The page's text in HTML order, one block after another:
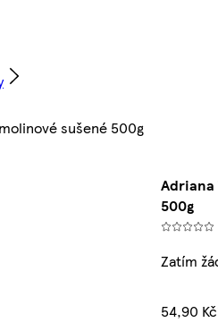
sušené 500g
500g
Zatím
54,90 Kč